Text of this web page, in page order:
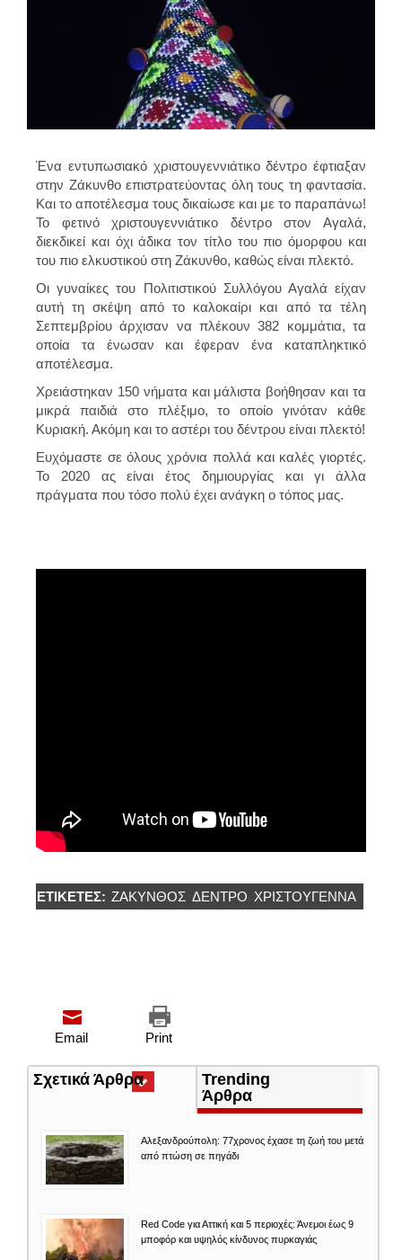
Ένα εντυπωσιακό χριστουγεννιάτικο δέντρο έφτιαξαν
στην Ζάκυνθο επιστρατεύοντας όλη τους τη φαντασία.
Και το αποτέλεσμα τους δικαίωσε και με το παραπάνω!
Το φετινό χριστουγεννιάτικο δέντρο στον Αγαλά,
διεκδικεί και όχι άδικα τον τίτλο του πιο όμορφου και
του πιο ελκυστικού στη Ζάκυνθο, καθώς είναι πλεκτό.
Οι γυναίκες του Πολιτιστικού Συλλόγου Αγαλά είχαν
αυτή τη σκέψη από το καλοκαίρι και από τα τέλη
Σεπτεμβρίου άρχισαν να πλέκουν 382 κομμάτια, τα
οποία τα ένωσαν και έφεραν ένα καταπληκτικό
αποτέλεσμα.
Χρειάστηκαν 150 νήματα και μάλιστα βοήθησαν και τα
μικρά παιδιά στο πλέξιμο, το οποίο γινόταν κάθε
Κυριακή. Ακόμη και το αστέρι του δέντρου είναι πλεκτό!
Ευχόμαστε σε όλους χρόνια πολλά και καλές γιορτές.
Το 2020 ας είναι έτος δημιουργίας και γι άλλα
πράγματα που τόσο πολύ έχει ανάγκη ο τόπος μας.
ΕΤΙΚΈΤΕΣ: ΖΑΚΥΝΘΟΣ ΔΈΝΤΡΟ ΧΡΙΣΤΟΎΓΕΝΝΑ
Print
Email
Σχετικά Άρθρα(ενεργή
καρτέλα)
Trending
Άρθρα
Αλεξανδρούπολη: 77χρονος έχασε τη ζωή του μετά
από πτώση σε πηγάδι
Red Code για Αττική και 5 περιοχές: Άνεμοι έως 9
μποφόρ και υψηλός κίνδυνος πυρκαγιάς